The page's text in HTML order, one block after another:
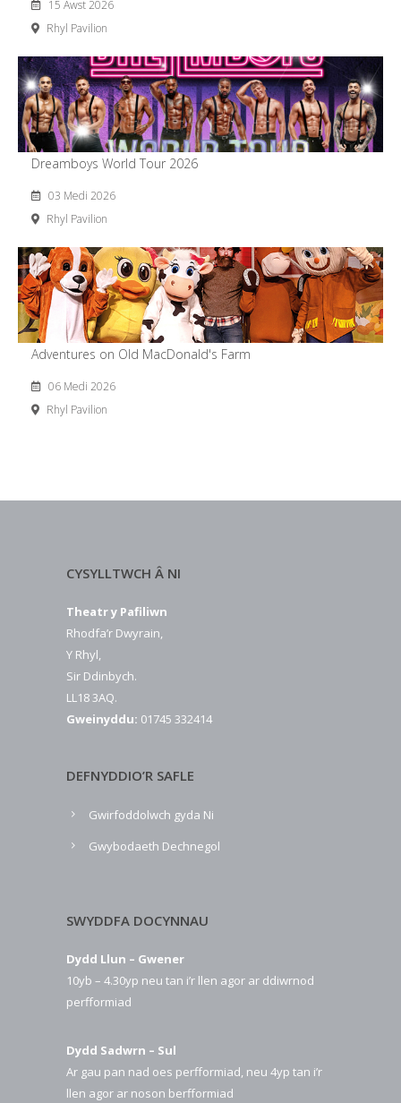
15 Awst 2026
Rhyl Pavilion
Dreamboys World Tour 2026
03 Medi 2026
Rhyl Pavilion
Adventures on Old MacDonald's Farm
06 Medi 2026
Rhyl Pavilion
CYSYLLTWCH Â NI
Theatr y Pafiliwn
Rhodfa’r Dwyrain,
Y Rhyl,
Sir Ddinbych.
LL18 3AQ.
Gweinyddu: 01745 332414
DEFNYDDIO’R SAFLE
Gwirfoddolwch gyda Ni
Gwybodaeth Dechnegol
SWYDDFA DOCYNNAU
Dydd Llun – Gwener
10yb – 4.30yp neu tan i’r llen agor ar ddiwrnod
perfformiad
Dydd Sadwrn – Sul
Ar gau pan nad oes perfformiad, neu 4yp tan i’r
llen agor ar noson berfformiad